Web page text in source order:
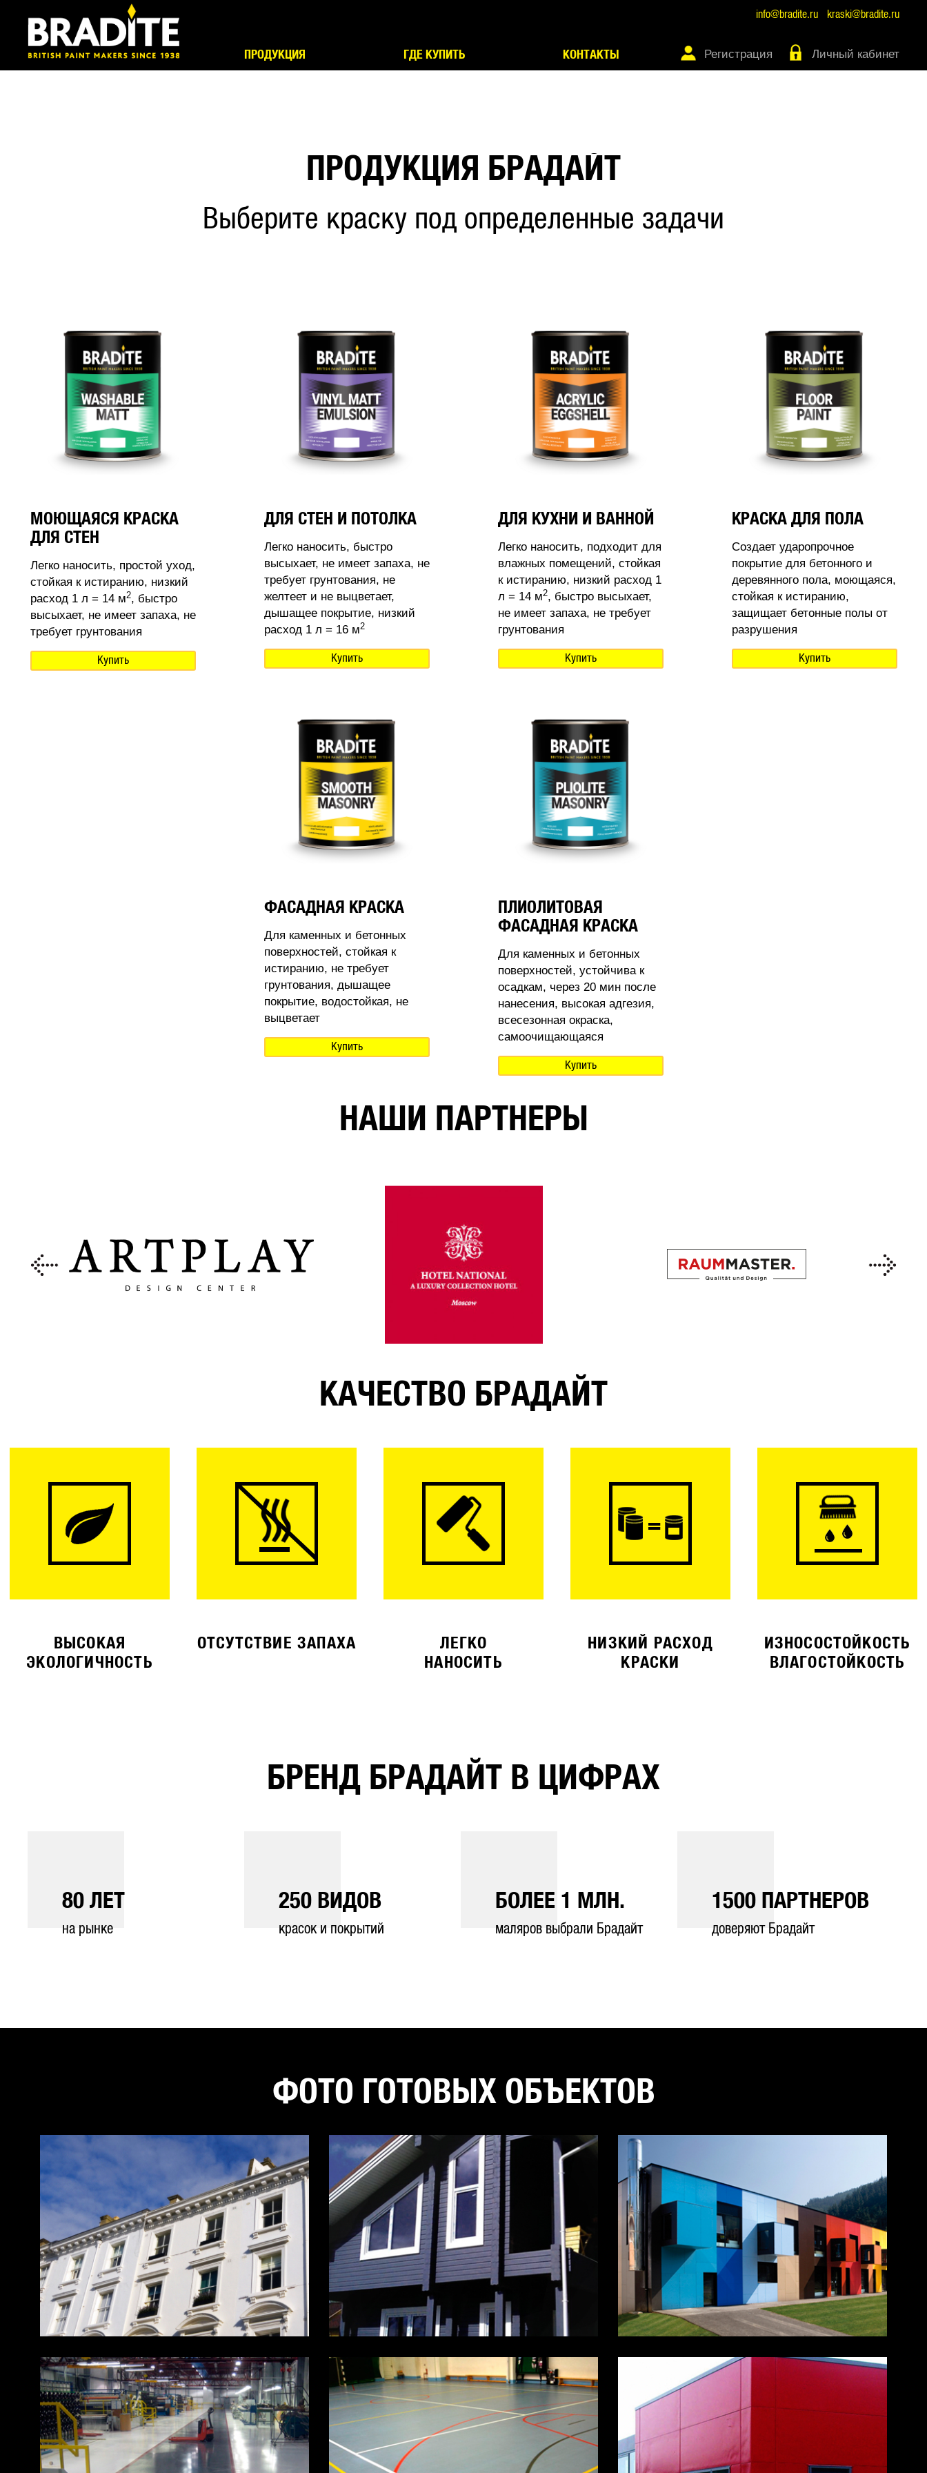
info@bradite.ru kraski@bradite.ru
ПРОДУКЦИЯ ГДЕ КУПИТЬ КОНТАКТЫ Регистрация Личный кабинет
ПРОДУКЦИЯ БРАДАЙТ
Выберите краску под определенные задачи
МОЮЩАЯСЯ КРАСКА
ДЛЯ СТЕН
Легко наносить, простой уход,
стойкая к истиранию, низкий
расход 1 л = 14 м2, быстро
высыхает, не имеет запаха, не
требует грунтования
Купить
ДЛЯ СТЕН И ПОТОЛКА
Легко наносить, быстро
высыхает, не имеет запаха, не
требует грунтования, не
желтеет и не выцветает,
дышащее покрытие, низкий
расход 1 л = 16 м2
Купить
ДЛЯ КУХНИ И ВАННОЙ
Легко наносить, подходит для
влажных помещений, стойкая
к истиранию, низкий расход 1
л = 14 м2, быстро высыхает,
не имеет запаха, не требует
грунтования
Купить
КРАСКА ДЛЯ ПОЛА
Создает ударопрочное
покрытие для бетонного и
деревянного пола, моющаяся,
стойкая к истиранию,
защищает бетонные полы от
разрушения
Купить
ФАСАДНАЯ КРАСКА
Для каменных и бетонных
поверхностей, стойкая к
истиранию, не требует
грунтования, дышащее
покрытие, водостойкая, не
выцветает
Купить
ПЛИОЛИТОВАЯ
ФАСАДНАЯ КРАСКА
Для каменных и бетонных
поверхностей, устойчива к
осадкам, через 20 мин после
нанесения, высокая адгезия,
всесезонная окраска,
самоочищающаяся
Купить
НАШИ ПАРТНЕРЫ
Previous
КАЧЕСТВО БРАДАЙТ
ВЫСОКАЯ
ЭКОЛОГИЧНОСТЬ
ОТСУТСТВИЕ ЗАПАХА
ЛЕГКО
НАНОСИТЬ
НИЗКИЙ РАСХОД
КРАСКИ
ИЗНОСОСТОЙКОСТЬ
ВЛАГОСТОЙКОСТЬ
БРЕНД БРАДАЙТ В ЦИФРАХ
80 ЛЕТ
на рынке
250 ВИДОВ
красок и покрытий
БОЛЕЕ 1 МЛН.
маляров выбрали Брадайт
1500 ПАРТНЕРОВ
доверяют Брадайт
ФОТО ГОТОВЫХ ОБЪЕКТОВ